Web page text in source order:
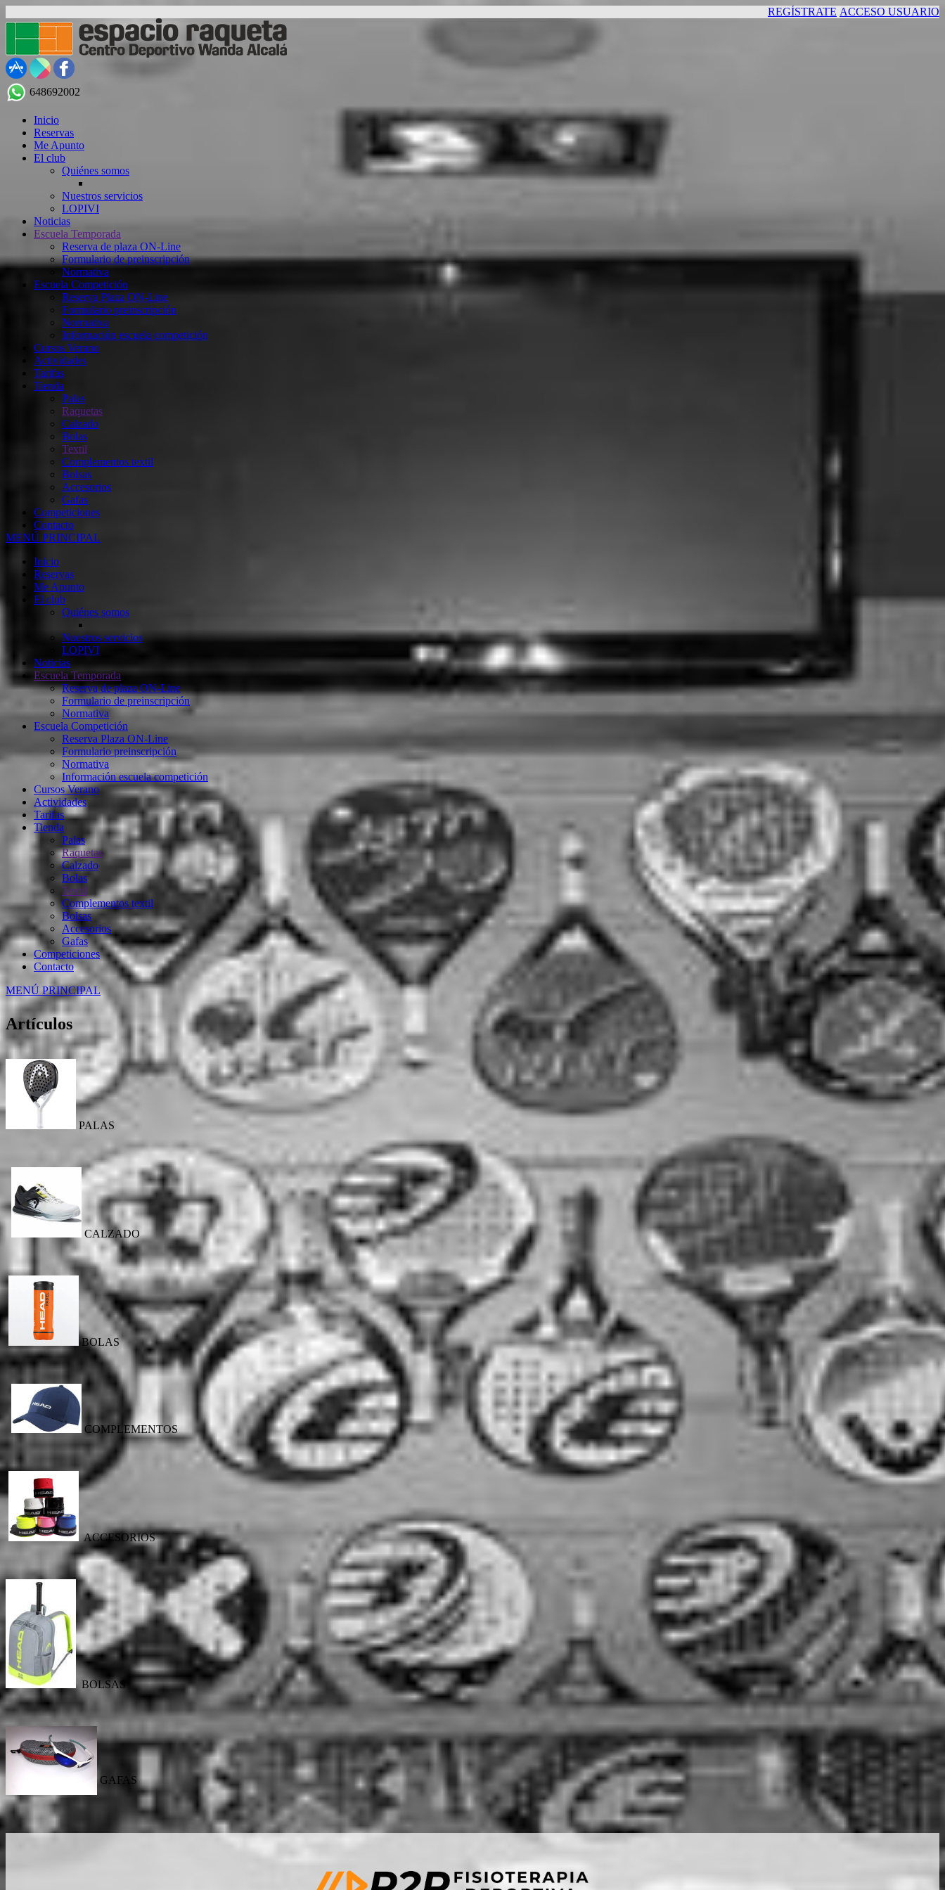
REGÍSTRATE ACCESO USUARIO
648692002
Inicio
Reservas
Me Apunto
El club
Quiénes somos
Nuestros servicios
LOPIVI
Noticias
Escuela Temporada
Reserva de plaza ON-Line
Formulario de preinscripción
Normativa
Escuela Competición
Reserva Plaza ON-Line
Formulario preinscripción
Normativa
Información escuela competición
Cursos Verano
Actividades
Tarifas
Tienda
Palas
Raquetas
Calzado
Bolas
Textil
Complementos textil
Bolsas
Accesorios
Gafas
Competiciones
Contacto
MENÚ PRINCIPAL
Inicio
Reservas
Me Apunto
El club
Quiénes somos
Nuestros servicios
LOPIVI
Noticias
Escuela Temporada
Reserva de plaza ON-Line
Formulario de preinscripción
Normativa
Escuela Competición
Reserva Plaza ON-Line
Formulario preinscripción
Normativa
Información escuela competición
Cursos Verano
Actividades
Tarifas
Tienda
Palas
Raquetas
Calzado
Bolas
Textil
Complementos textil
Bolsas
Accesorios
Gafas
Competiciones
Contacto
MENÚ PRINCIPAL
Artículos
PALAS
CALZADO
BOLAS
COMPLEMENTOS
ACCESORIOS
BOLSAS
GAFAS